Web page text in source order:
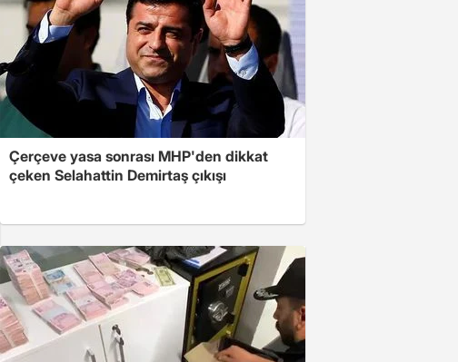
Çerçeve yasa sonrası MHP'den dikkat
çeken Selahattin Demirtaş çıkışı